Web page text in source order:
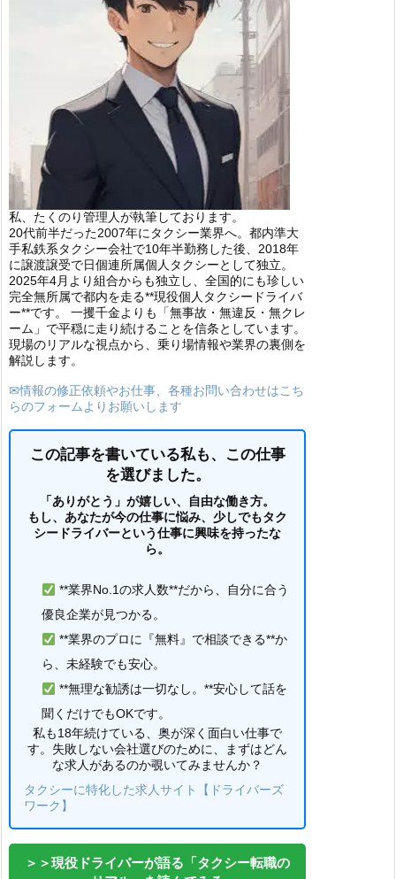
私、たくのり管理人が執筆しております。
20代前半だった2007年にタクシー業界へ。都内準大
手私鉄系タクシー会社で10年半勤務した後、2018年
に譲渡譲受で日個連所属個人タクシーとして独立。
2025年4月より組合からも独立し、全国的にも珍しい
完全無所属で都内を走る**現役個人タクシードライバ
ー**です。 一攫千金よりも「無事故・無違反・無クレ
ーム」で平穏に走り続けることを信条としています。
現場のリアルな視点から、乗り場情報や業界の裏側を
解説します。
✉情報の修正依頼やお仕事、各種お問い合わせはこち
らのフォームよりお願いします
この記事を書いている私も、この仕事
を選びました。
「ありがとう」が嬉しい、自由な働き方。
もし、あなたが今の仕事に悩み、少しでもタク
シードライバーという仕事に興味を持ったな
ら。
**業界No.1の求人数**だから、自分に合う
優良企業が見つかる。
**業界のプロに『無料』で相談できる**か
ら、未経験でも安心。
**無理な勧誘は一切なし。**安心して話を
聞くだけでもOKです。
私も18年続けている、奥が深く面白い仕事で
す。失敗しない会社選びのために、まずはどん
な求人があるのか覗いてみませんか？
タクシーに特化した求人サイト【ドライバーズ
ワーク】
＞＞現役ドライバーが語る「タクシー転職の